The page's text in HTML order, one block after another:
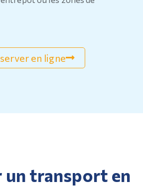
en ligne
un transport en